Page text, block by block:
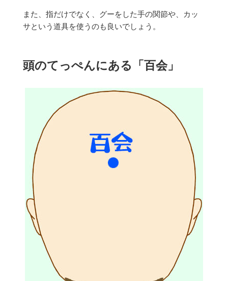
また、指だけでなく、グーをした手の関節や、カッ
サという道具を使うのも良いでしょう。
頭のてっぺんにある「百会」